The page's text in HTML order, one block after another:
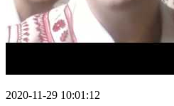
2020-11-29 10:01:12